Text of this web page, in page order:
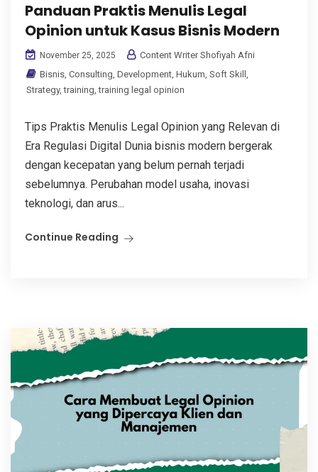
Panduan Praktis Menulis Legal
Opinion untuk Kasus Bisnis Modern
November 25, 2025
Content Writer Shofiyah Afni
Bisnis, Consulting, Development, Hukum, Soft Skill ,
Strategy,training,training legal opinion
Tips Praktis Menulis Legal Opinion yang Relevan di
Era Regulasi Digital Dunia bisnis modern bergerak
dengan kecepatan yang belum pernah terjadi
sebelumnya. Perubahan model usaha, inovasi
teknologi, dan arus...
Continue Reading